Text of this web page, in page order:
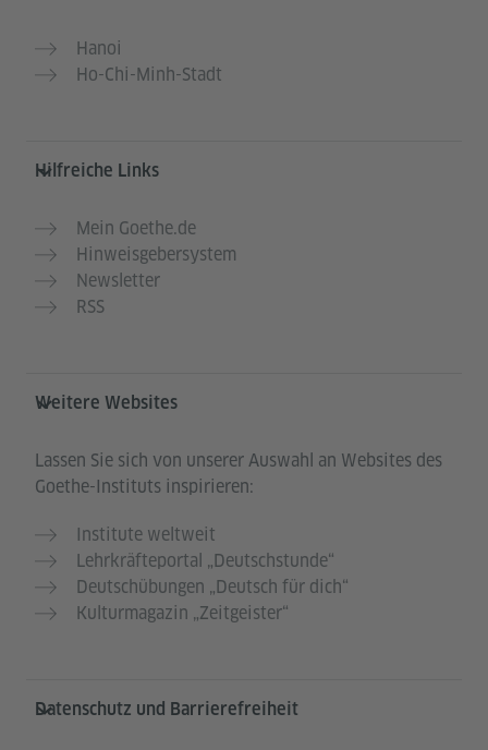
Hanoi
Ho-Chi-Minh-Stadt
Hilfreiche Links
Mein Goethe.de
Hinweisgebersystem
Newsletter
RSS
Weitere Websites
Lassen Sie sich von unserer Auswahl an Websites des
Goethe-Instituts inspirieren:
Institute weltweit
Lehrkräfteportal „Deutschstunde“
Deutschübungen „Deutsch für dich“
Kulturmagazin „Zeitgeister“
Datenschutz und Barrierefreiheit